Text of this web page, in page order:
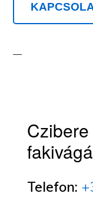
Telefon: